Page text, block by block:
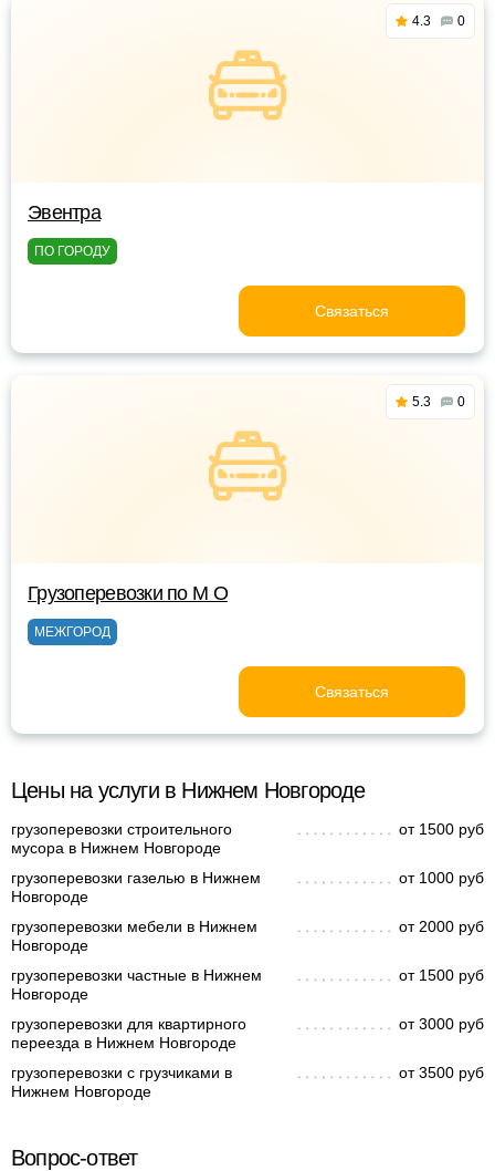
4.3 0
Эвентра
ПО ГОРОДУ
Связаться
5.3 0
Грузоперевозки по М О
МЕЖГОРОД
Связаться
Цены на услуги в Нижнем Новгороде
грузоперевозки строительного
мусора в Нижнем Новгороде
от 1500 руб
грузоперевозки газелью в Нижнем
Новгороде
от 1000 руб
грузоперевозки мебели в Нижнем
Новгороде
от 2000 руб
грузоперевозки частные в Нижнем
Новгороде
от 1500 руб
грузоперевозки для квартирного
переезда в Нижнем Новгороде
от 3000 руб
грузоперевозки с грузчиками в
Нижнем Новгороде
от 3500 руб
Вопрос-ответ